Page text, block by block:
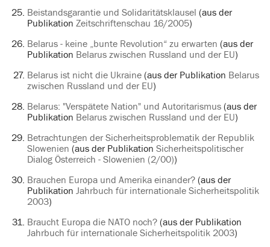
Beistandsgarantie und Solidaritätsklausel (aus der
Publikation Zeitschriftenschau 16/2005)
Belarus - keine „bunte Revolution“ zu erwarten (aus der
Publikation Belarus zwischen Russland und der EU)
Belarus ist nicht die Ukraine(aus der Publikation Belarus
zwischen Russland und der EU)
Belarus: "Verspätete Nation" und Autoritarismus(aus der
Publikation Belarus zwischen Russland und der EU)
Betrachtungen der Sicherheitsproblematik der Republik
Slowenien (aus der Publikation Sicherheitspolitischer
Dialog Österreich - Slowenien (2/00))
Brauchen Europa und Amerika einander?(aus der
Publikation Jahrbuch für internationale Sicherheitspolitik
2003)
Braucht Europa die NATO noch?(aus der Publikation
Jahrbuch für internationale Sicherheitspolitik 2003)